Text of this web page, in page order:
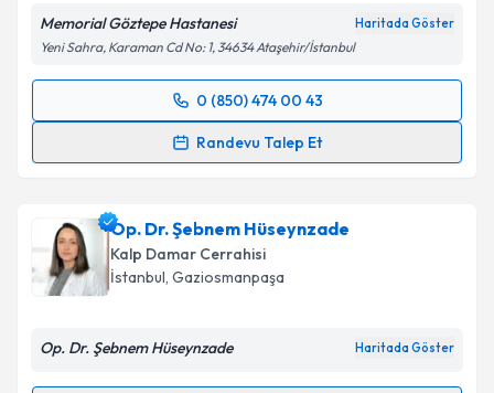
Kişisel verilerimin işlenmesine ilişkin
Metni'ni okudum ve kişisel verilerimin belirtilen
kapsamda işlenmesini kabul ediyorum.
Memorial Göztepe Hastanesi Haritada Göster
Yeni Sahra, Karaman Cd No: 1, 34634 Ataşehir/İstanbul
0 (850) 474 00 43
Randevu Talep Et
Randevu Takvimi Talebi
için bir takvim hazırlandığında e-posta ile
bilgilendireceğiz.
E-posta Adresiniz
Op. Dr. Şebnem Hüseynzade
Kalp Damar Cerrahisi
İstanbul, Gaziosmanpaşa
Op. Dr. Şebnem Hüseynzade Haritada Göster